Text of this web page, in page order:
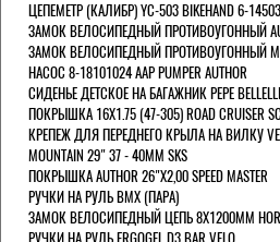
ЦЕПЕМЕТР (КАЛИБР) YC-503 BIKEHAND 6-14503
ЗАМОК ВЕЛОСИПЕДНЫЙ ПРОТИВОУГОННЫЙ
ЗАМОК ВЕЛОСИПЕДНЫЙ ПРОТИВОУГОННЫЙ M-
НАСОС 8-18101024 AAP PUMPER AUTHOR
СИДЕНЬЕ ДЕТСКОЕ НА БАГАЖНИК PEPE BELLELLI
ПОКРЫШКА 16X1.75 (47-305) ROAD CRUISER
КРЕПЕЖ ДЛЯ ПЕРЕДНЕГО КРЫЛА НА ВИЛКУ
MOUNTAIN 29" 37 - 40ММ SKS
ПОКРЫШКА AUTHOR 26"Х2,00 SPEED MASTER
РУЧКИ НА РУЛЬ BMX (ПАРА)
ЗАМОК ВЕЛОCИПЕДНЫЙ ЦЕПЬ 8Х1200ММ
РУЧКИ НА РУЛЬ ERGOGEL D3 BAR VELO